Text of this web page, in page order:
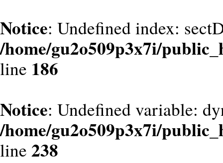
Notice: Undefined index:
/home/gu2o509p3x7i/
line 186
Notice: Undefined variable:
/home/gu2o509p3x7i/
line 238